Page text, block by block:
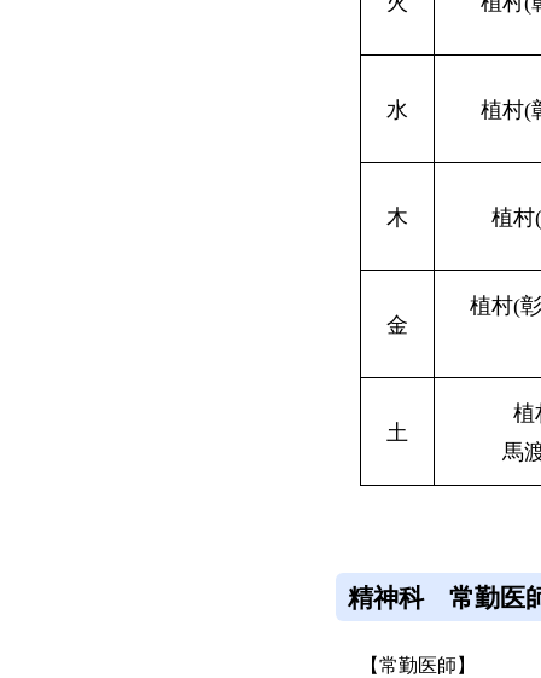
水 植村
木 植
金
植村(
土
馬
精神科 常勤医
【常勤医師】